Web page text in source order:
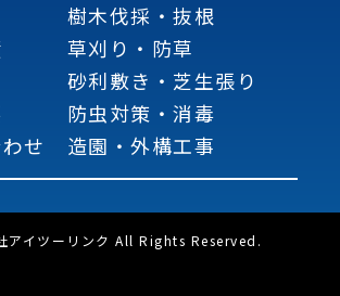
せ
樹木伐採・抜根
草刈り・防草
砂利敷き・芝生張り
防虫対策・消毒
造園・外構工事
アイツーリンク All Rights Reserved.